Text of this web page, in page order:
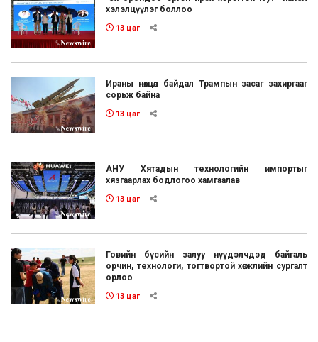
хэлэлцүүлэг боллоо
13 цаг
Ираны нөхцөл байдал Трампын засаг захиргааг
сорьж байна
13 цаг
АНУ Хятадын технологийн импортыг
хязгаарлах бодлогоо хамгаалав
13 цаг
Говийн бүсийн залуу нүүдэлчдэд байгаль
орчин, технологи, тогтвортой хөгжлийн сургалт
орлоо
13 цаг